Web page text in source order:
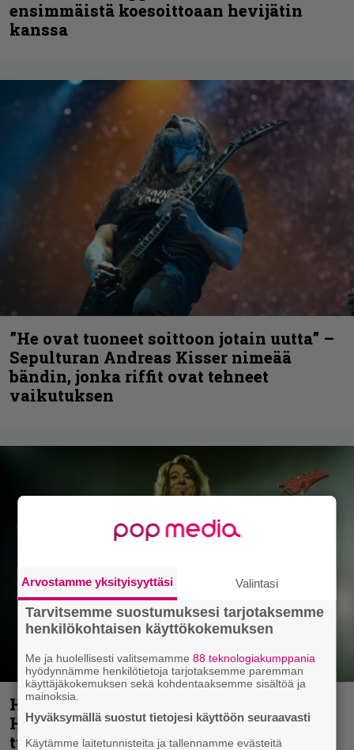
ensimmäistä koesoittoaan hevijätin
kanssa
”He ovat tuoneet soittoon jotain uutta” –
Sepulturan Andreas Kisser nimeää
bändin, jonka riffit ovat tehneet
vaikutuksen
Helloween- ja Gamma Ray -mies Kai
Hansen julkaisi uuden maistiaisen
tulevalta soololevyltä
Arvostamme yksityisyyttäsi Valintasi
Tarvitsemme suostumuksesi tarjotaksemme
henkilökohtaisen käyttökokemuksen
Me ja huolellisesti valitsemamme88 teknologiakumppania
hyödynnämme henkilötietoja tarjotaksemme paremman
käyttäjäkokemuksen sekä kohdentaaksemme sisältöä ja
mainoksia.
Hyväksymällä suostut tietojesi käyttöön seuraavasti
Käytämme laitetunnisteita ja tallennamme evästeitä